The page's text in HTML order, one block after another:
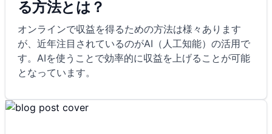
る方法とは？
オンラインで収益を得るための方法は様々あります
が、近年注目されているのがAI（人工知能）の活用で
す。AIを使うことで効率的に収益を上げることが可能
となっています。